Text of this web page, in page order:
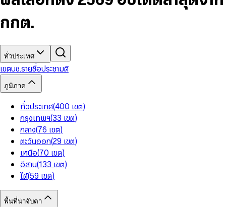
8 6
8
9
7
9
6
8
9
กกต.
ทั่วประเทศ
เขตบช.รายชื่อประชามติ
ภูมิภาค
ทั่วประเทศ(400 เขต)
กรุงเทพฯ(33 เขต)
กลาง(76 เขต)
ตะวันออก(29 เขต)
เหนือ(70 เขต)
อีสาน(133 เขต)
ใต้(59 เขต)
พื้นที่น่าจับตา